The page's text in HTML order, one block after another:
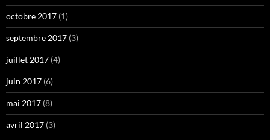
octobre 2017 (1)
septembre 2017 (3)
juillet 2017 (4)
juin 2017 (6)
mai 2017 (8)
avril 2017 (3)